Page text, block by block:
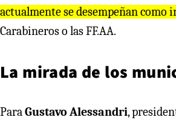
actualmente se desempeñan como
Carabineros o las FF.AA.
La mirada de los
ParaGustavo Alessandri,